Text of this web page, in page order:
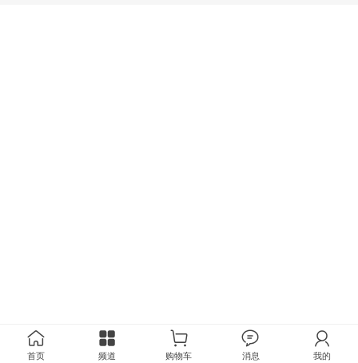
首页 频道 购物车 消息 我的